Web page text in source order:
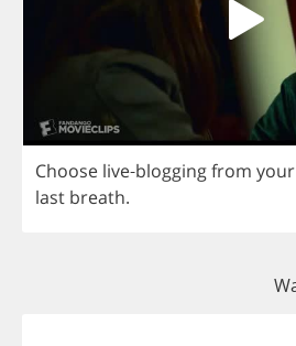
Choose live-bloggingfrom your
last breath.